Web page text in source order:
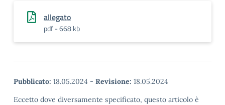
allegato
pdf - 668 kb
Pubblicato: 18.05.2024 - Revisione: 18.05.2024
Eccetto dove diversamente specificato, questo articolo è